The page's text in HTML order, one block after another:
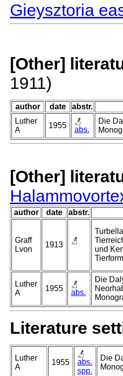
Gieysztoria
[Other]
1911)
author date abstr.
Luther
A
1955 abs.
Die
[Other]
author date abstr.
Graff
Lvon
1913
und
Luther
A
1955 abs.
Die
Literature
Luther
A
1955
abs.
spp.
Die